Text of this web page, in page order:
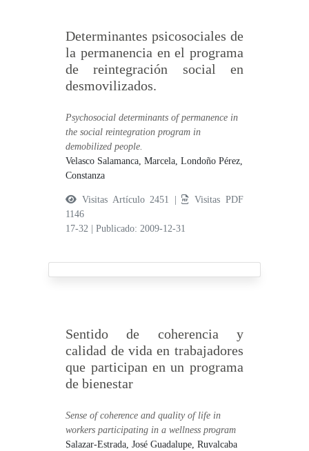
Determinantes psicosociales de
la permanencia en el programa
de reintegración social en
desmovilizados.
Psychosocial determinants of permanence in
the social reintegration program in
demobilized people.
Velasco Salamanca, Marcela,Londoño Pérez,
Constanza
Visitas Artículo 2451 |
Visitas PDF
1146
17-32
|Publicado: 2009-12-31
Sentido de coherencia y
calidad de vida en trabajadores
que participan en un programa
de bienestar
Sense of coherence and quality of life in
workers participating in a wellness program
Salazar-Estrada, José Guadalupe,Ruvalcaba